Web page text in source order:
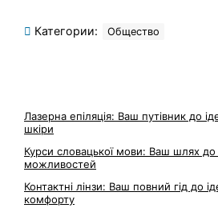
Категории: Общество
Лазерна епіляція: Ваш путівник до
шкіри
Курси словацької мови: Ваш шлях до
можливостей
Контактні лінзи: Ваш повний гід до
комфорту